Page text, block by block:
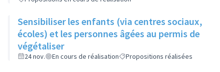
Sensibiliser les enfants (via centres sociaux,
écoles) et les personnes âgées au permis de
végétaliser
24 nov. En cours de réalisation Propositions réalisées